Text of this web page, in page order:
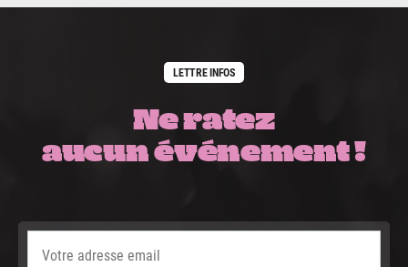
LETTRE INFOS
Ne ratez
aucun événement !